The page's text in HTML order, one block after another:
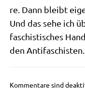
re. Dann bleibt
Und das sehe ich
faschi­sti­sches
den Antifaschisten.
Kommentare sind